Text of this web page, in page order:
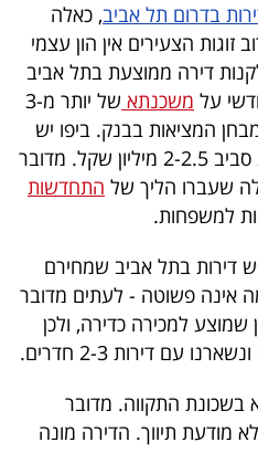
בדרום תל אביב, כאלה
זוגות הצעירים אין הון עצמי
כדי לקנות דירה ממוצעת בתל אביב
על משכנתא
של יותר מ-3
המציאות בבנק. ביפו יש
דירות חדשות שאפשר להשיג סביב 2-2.5 מיליון שקל. מדובר
שעברו הליך של התחדשות
למשפחות.
דירות בתל אביב שמחירם
אינה פשוטה - לעתים מדובר
שמוצע למכירה כדירה, ולכן
עם דירות 2-3 חדרים.
בשכונת התקווה. מדובר
מודעת תיווך. הדירה מונה